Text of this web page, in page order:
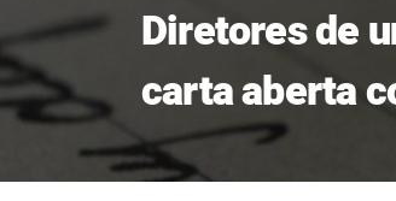
Diretores de
carta aberta